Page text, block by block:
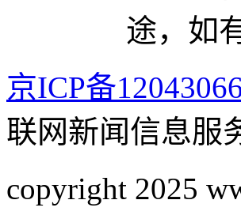
途，如
京ICP备
联网新闻信息服
copyright 2025